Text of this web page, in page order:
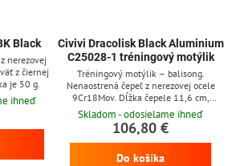
Black
nerezovej
z čiernej
je 50 g.
ihneď
Civivi Dracolisk Black Aluminium
C25028-1 tréningový motýlik
Tréningový motýlik – balisong.
Nenaostrená čepeľ z nerezovej ocele
9Cr18Mov. Dĺžka čepele 11,6 cm,
celková dĺžka 25,5 cm. Rukoväť z
čierneho hliníka.
Skladom - odosielame ihneď
106,80 €
Do košíka